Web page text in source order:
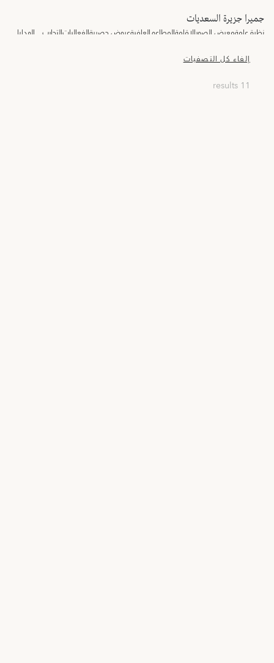
جميرا جزيرة السعديات
نظرة عامةمعرض الصورالإقامةالمطاعمالعافيةعروض حصريةالفعالياتالتجارب الهدايا
إلغاء كل التصفيات
11 results